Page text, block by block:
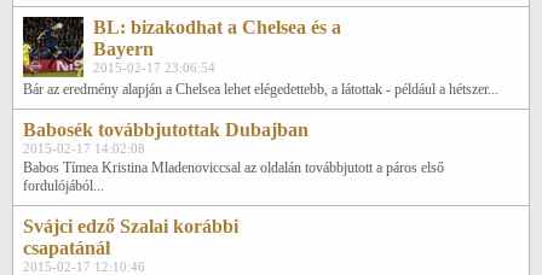
BL: bizakodhat a Chelsea és a
Bayern
2015-02-17 23:06:54
Bár az eredmény alapján a Chelsea lehet elégedettebb, a látottak - például a hétszer...
Babosék továbbjutottak Dubajban
2015-02-17 14:02:08
Babos Tímea Kristina Mladenoviccsal az oldalán továbbjutott a páros első
fordulójából...
Svájci edző Szalai korábbi
csapatánál
2015-02-17 12:10:46